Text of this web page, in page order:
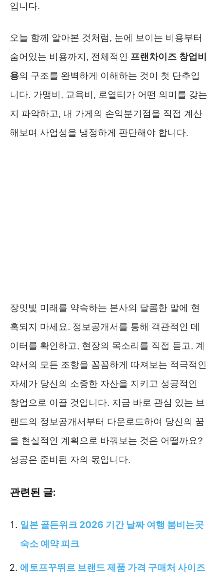
입니다.
오늘 함께 알아본 것처럼, 눈에 보이는 비용부터
숨어있는 비용까지, 전체적인 프랜차이즈 창업비
용의 구조를 완벽하게 이해하는 것이 첫 단추입
니다. 가맹비, 교육비, 로열티가 어떤 의미를 갖는
지 파악하고, 내 가게의 손익분기점을 직접 계산
해보며 사업성을 냉정하게 판단해야 합니다.
장밋빛 미래를 약속하는 본사의 달콤한 말에 현
혹되지 마세요. 정보공개서를 통해 객관적인 데
이터를 확인하고, 현장의 목소리를 직접 듣고, 계
약서의 모든 조항을 꼼꼼하게 따져보는 적극적인
자세가 당신의 소중한 자산을 지키고 성공적인
창업으로 이끌 것입니다. 지금 바로 관심 있는 브
랜드의 정보공개서부터 다운로드하여 당신의 꿈
을 현실적인 계획으로 바꿔보는 것은 어떨까요?
성공은 준비된 자의 몫입니다.
관련된 글:
일본 골든위크 2026 기간 날짜 여행 붐비는곳
숙소 예약 피크
에토프꾸뛰르 브랜드 제품 가격 구매처 사이즈